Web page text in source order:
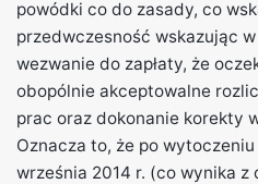
powódki co do zasady, co
przedwczesność wskazując
wezwanie do zapłaty, że
obopólnie akceptowalne
prac oraz dokonanie korekty
Oznacza to, że po
września 2014 r. (co wynika